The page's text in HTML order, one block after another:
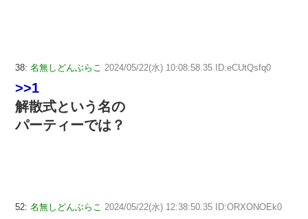
38: 名無しどんぶらこ 2024/05/22(水) 10:08:58.35 ID:eCUtQsfq0
>>1
解散式という名の
パーティーでは？
52: 名無しどんぶらこ 2024/05/22(水) 12:38:50.35 ID:ORXONOEk0